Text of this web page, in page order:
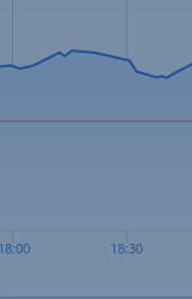
18:30